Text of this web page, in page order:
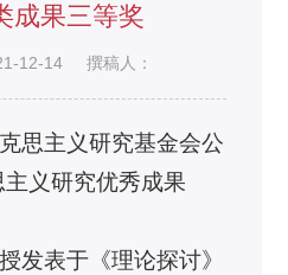
成果三等奖
12-14 撰稿人：
思主义研究基金会公
义研究优秀成果
发表于《理论探讨》